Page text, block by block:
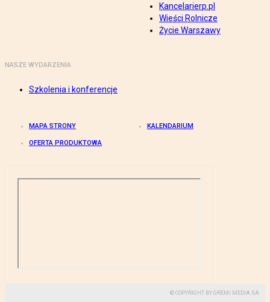
Kancelarierp.pl
Wieści Rolnicze
Życie Warszawy
NASZE WYDARZENIA
Szkolenia i konferencje
MAPA STRONY KALENDARIUM
OFERTA PRODUKTOWA
© COPYRIGHT BY GREMI MEDIA SA